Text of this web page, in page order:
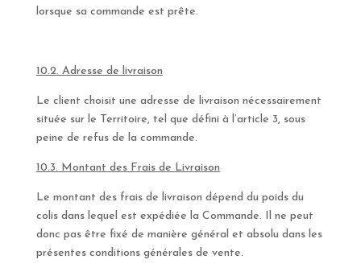
lorsque sa commande est prête.
10.2. Adresse de livraison
Le client choisit une adresse de livraison nécessairement
située sur le Territoire, tel que défini à l’article 3, sous
peine de refus de la commande.
10.3. Montant des Frais de Livraison
Le montant des frais de livraison dépend du poids du
colis dans lequel est expédiée la Commande. Il ne peut
donc pas être fixé de manière général et absolu dans les
présentes conditions générales de vente.